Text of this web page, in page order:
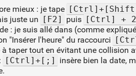
mieux : je tape
juste un [F2] puis [Ctrl] +
: je suis allé dans (comme
"Insérer l'heure" du raccourci
taper tout en évitant une collision
[Ctrl]+[;]
insère bien la date,